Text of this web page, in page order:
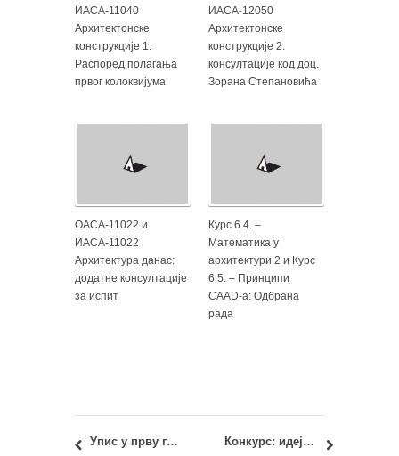
ИАСА-11040
Архитектонске
конструкције 1:
Распоред полагања
првог колоквијума
ИАСА-12050
Архитектонске
конструкције 2:
консултације код доц.
Зорана Степановића
ОАСА-11022 и
ИАСА-11022
Архитектура данас:
додатне консултације
за испит
Курс 6.4. –
Математика у
архитектури 2 и Курс
6.5. – Принципи
CAAD-а: Одбрана
рада
Упис у прву годину Мастер академских студија 2014/15 (ажурирано) Конкурс: идејно решење ВИП Мобиле Дата Центра у Блоку 51, Нови Београд (ИЗМЕНА)